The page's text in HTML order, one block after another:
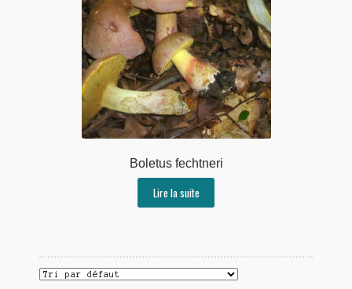
Boletus fechtneri
Lire la suite